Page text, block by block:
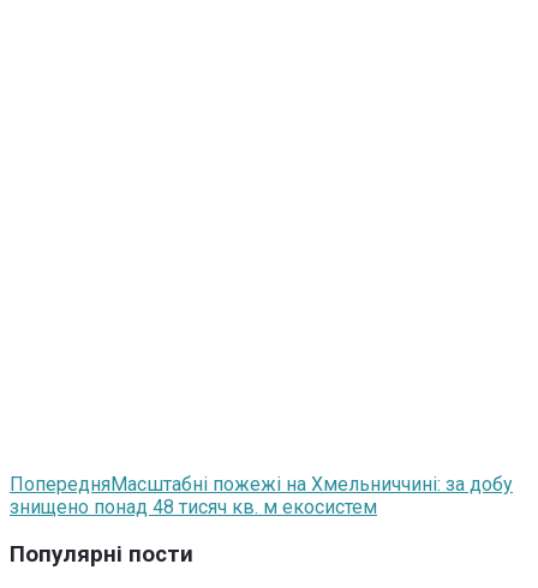
ПопередняМасштабні пожежі на Хмельниччині: за добу
знищено понад 48 тисяч кв. м екосистем
Популярні пости